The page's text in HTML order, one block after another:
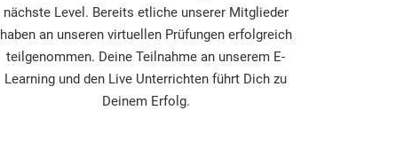
nächste Level. Bereits etliche unserer Mitglieder
haben an unseren virtuellen Prüfungen erfolgreich
teilgenommen. Deine Teilnahme an unserem E-
Learning und den Live Unterrichten führt Dich zu
Deinem Erfolg.